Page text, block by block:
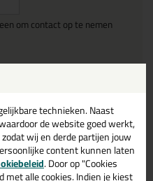
om contact op te nemen
technieken. Naast
de website goed werkt,
wij en derde partijen jouw
content kunnen laten
. Door op "Cookies
met alle cookies. Indien je kiest